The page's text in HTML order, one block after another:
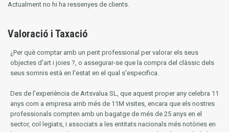
Actualment no hi ha ressenyes de clients.
Valoració i Taxació
¿Per què comptar amb un perit professional per valorar els seus
objectes d'art i joies ?, o assegurar-se que la compra del clàssic dels
seus somnis està en l'estat en el qual s'especifica.
Des de l'experiència de Artsvalua SL, que aquest proper any celebra 11
anys com a empresa amb més de 11M visites, encara que els nostres
professionals compten amb un bagatge de més de 25 anys en el
sector, col·legiats, i associats a les entitats nacionals més notòries en